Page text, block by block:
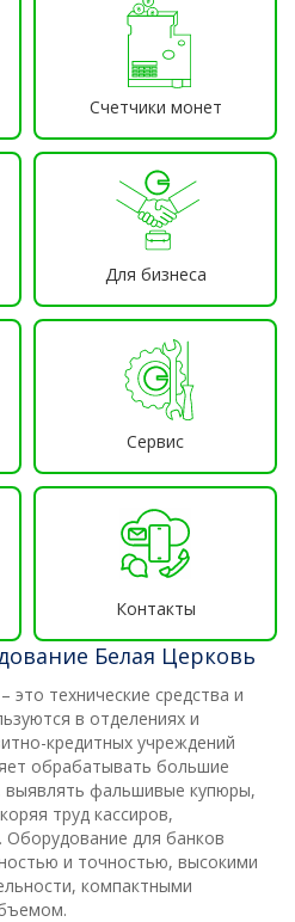
Счетчики монет
Для бизнеса
Сервис
Контакты
Белая Церковь
это технические средства и
в отделениях и
кредитных учреждений
обрабатывать большие
выявлять фальшивые купюры,
труд кассиров,
для банков
и точностью, высокими
компактными